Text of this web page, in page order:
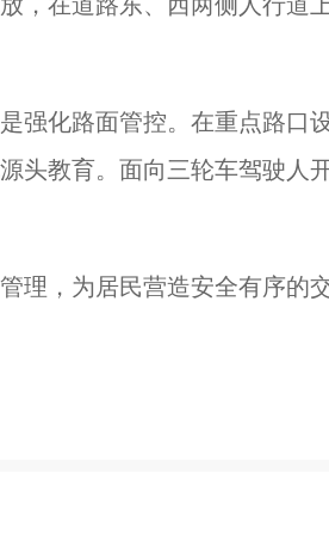
强化路面管控。在重点路口
头教育。面向三轮车驾驶人
理，为居民营造安全有序的